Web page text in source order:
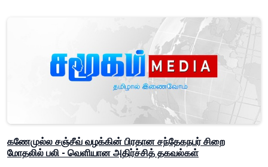
கணேமுல்ல சஞ்சீவ் வழக்கின் பிரதான சந்தேகநபர் சிறை
மோதலில் பலி - வெளியான அதிர்ச்சித் தகவல்கள்